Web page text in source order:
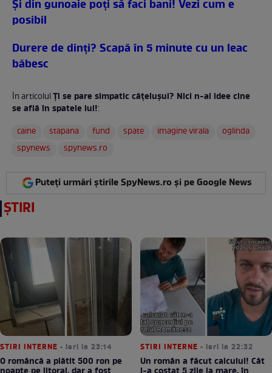
Şi din gunoaie poţi să faci bani! Vezi cum e
posibil
Durere de dinţi? Scapă în 5 minute cu un leac
băbesc
În articolulŢi se pare simpatic căţeluşul? Nici n-ai idee cine
se află în spatele lui!:
caine
stapana fund spate imagine virala
oglinda
spynews
spynews.ro
Puteți urmări știrile SpyNews.ro și pe Google News
ȘTIRI
STIRI INTERNE • ieri la 23:14
O româncă a plătit 500 ron pe
STIRI INTERNE • ieri la 22:32
Un român a făcut calculul! Cât